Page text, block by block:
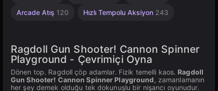
Arcade Atış 120 Hızlı Tempolu Aksiyon 243
Ragdoll Gun Shooter! Cannon Spinner
Playground - Çevrimiçi Oyna
Dönen top. Ragdoll çöp adamlar. Fizik temelli kaos. Ragdoll
Gun Shooter! Cannon Spinner Playground, zamanlamanın
her şey demek olduğu tek dokunuşlu bir nişancı oyunudur.